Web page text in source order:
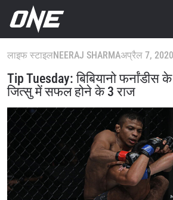
लाइफ स्टाइलNEERAJ SHARMAअप्रैल 7, 2020
Tip Tuesday: बिबियानो फर्नांडीस
जित्सु में सफल होने के 3 राज